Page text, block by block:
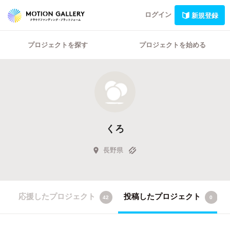
ログイン 新規登録
プロジェクトを探す プロジェクトを始める
くろ
長野県
応援したプロジェクト 42 投稿したプロジェクト 0